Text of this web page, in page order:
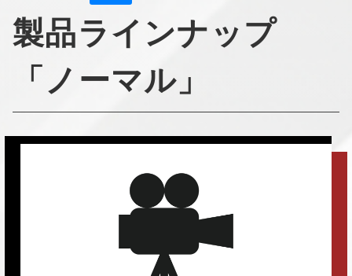
製品ラインナップ
「ノーマル」